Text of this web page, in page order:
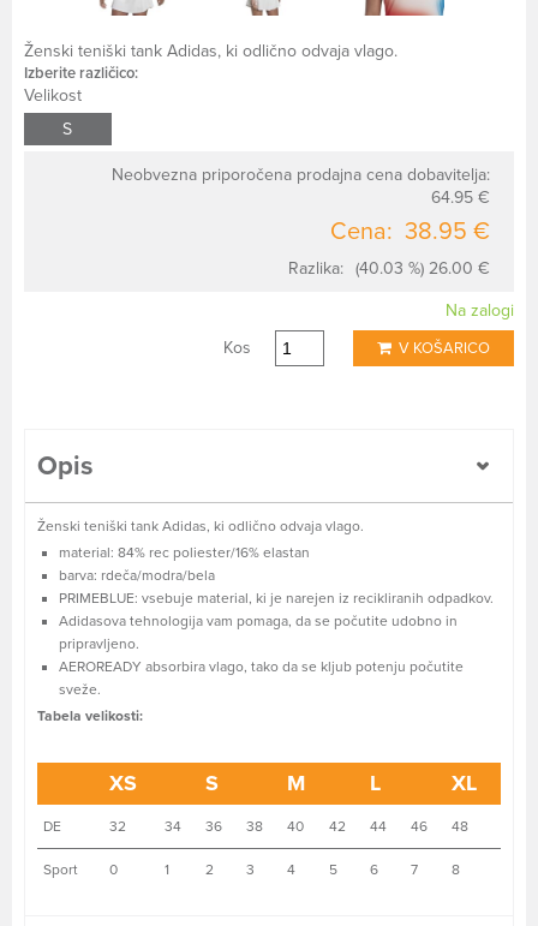
Ženski teniški tank Adidas, ki odlično odvaja vlago.
Izberite različico:
Velikost
S
Neobvezna priporočena prodajna cena dobavitelja:
64.95 €
Cena: 38.95 €
Razlika: (40.03 %) 26.00 €
Na zalogi
Kos
V KOŠARICO
Opis
Ženski teniški tank Adidas, ki odlično odvaja vlago.
material: 84% rec poliester/16% elastan
barva: rdeča/modra/bela
PRIMEBLUE: vsebuje material, ki je narejen iz recikliranih odpadkov.
Adidasova tehnologija vam pomaga, da se počutite udobno in
pripravljeno.
AEROREADY absorbira vlago, tako da se kljub potenju počutite
sveže.
Tabela velikosti:
XS S M L XL
DE 32 34 36 38 40 42 44 46 48
Sport 0 1 2 3 4 5 6 7 8